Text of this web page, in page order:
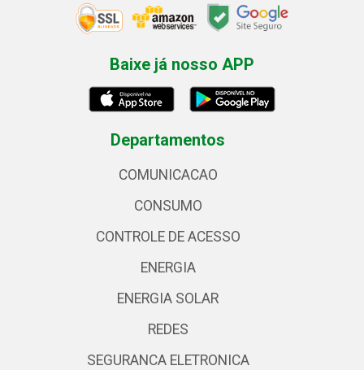
Baixe já nosso APP
Departamentos
COMUNICACAO
CONSUMO
CONTROLE DE ACESSO
ENERGIA
ENERGIA SOLAR
REDES
SEGURANCA ELETRONICA